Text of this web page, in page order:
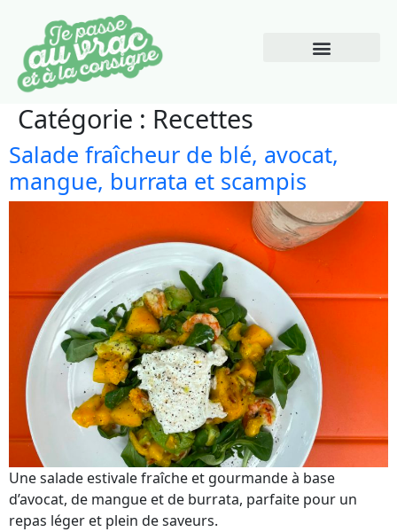
Catégorie : Recettes
Salade fraîcheur de blé, avocat,
mangue, burrata et scampis
Une salade estivale fraîche et gourmande à base
d’avocat, de mangue et de burrata, parfaite pour un
repas léger et plein de saveurs.